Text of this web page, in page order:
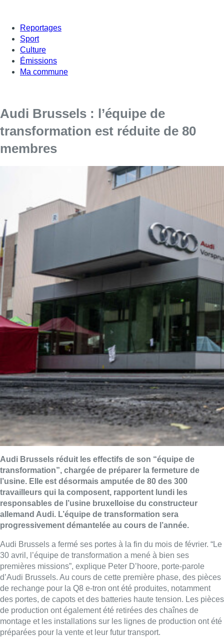
Reportages
Sport
Culture
Émissions
Ma commune
Audi Brussels : l’équipe de
transformation est réduite de 80
membres
Audi Brussels réduit les effectifs de son “équipe de
transformation”, chargée de préparer la fermeture de
l’usine. Elle est désormais amputée de 80 des 300
travailleurs qui la composent, rapportent lundi les
responsables de l’usine bruxelloise du constructeur
allemand Audi. L’équipe de transformation sera
progressivement démantelée au cours de l’année.
Audi Brussels a fermé ses portes à la fin du mois de février. “Le
30 avril, l’équipe de transformation a mené à bien ses
premières missions”, explique Peter D’hoore, porte-parole
d’Audi Brussels. Au cours de cette première phase, des pièces
de rechange pour la Q8 e-tron ont été produites, notamment
des portes, de capots et des batteries haute tension. Les pièces
de production ont également été retirées des chaînes de
montage et les installations sur les lignes de production ont été
préparées pour la vente et leur futur transport.